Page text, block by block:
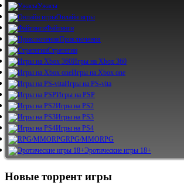
Ужасы
Онлайн игры
Файтинги
Приключения
Стратегии
Игры на Xbox 360
Игры на Xbox one
Игры на PS-vita
Игры на PSP
Игры на PS2
Игры на PS3
Игры на PS4
RPG/MMORPG
Эротические игры 18+
Новые торрент игры